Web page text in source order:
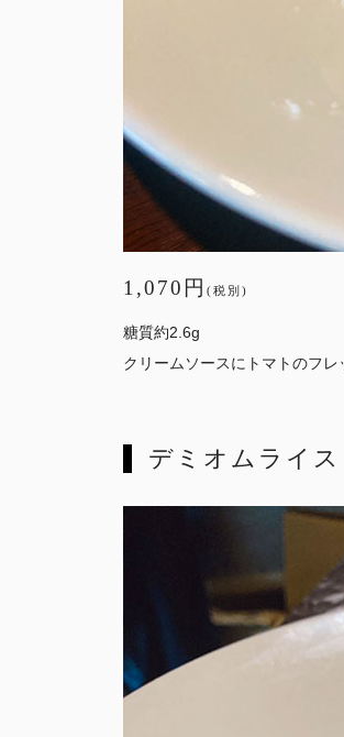
1,070円 (税別)
糖質約2.6g
クリームソースにトマトのフ
デミオムライス